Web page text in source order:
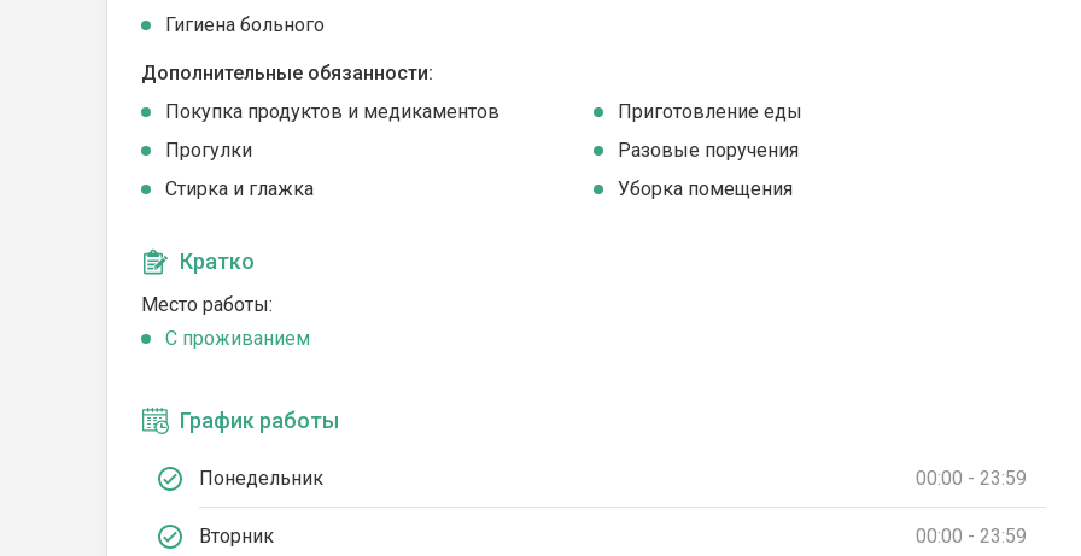
Гигиена больного
Дополнительные обязанности:
Покупка продуктов и медикаментов
Приготовление еды
Прогулки
Разовые поручения
Стирка и глажка
Уборка помещения
Кратко
Место работы:
C проживанием
График работы
Понедельник 00:00 - 23:59
Вторник 00:00 - 23:59